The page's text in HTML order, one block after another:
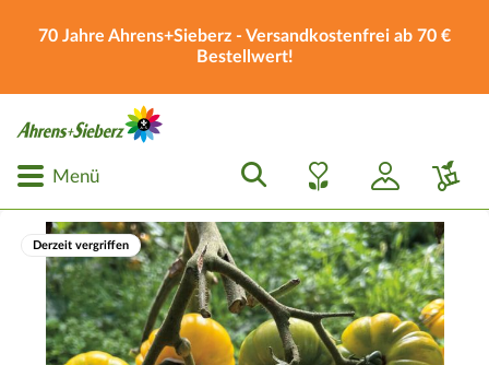
70 Jahre Ahrens+Sieberz - Versandkostenfrei ab 70 €
Bestellwert!
Menü
Derzeit vergriffen